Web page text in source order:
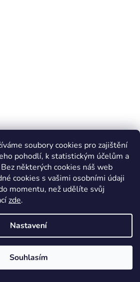
soubory cookies pro zajištění
pohodlí, k statistickým účelům a
některých cookies náš web
cookies s vašimi osobními údaji
momentu, než udělíte svůj
zde.
Nastavení
Souhlasím
kotníková obuv - BEAU WOOL
KOEL4kids
Skladem*
1 950 Kč
DETAIL